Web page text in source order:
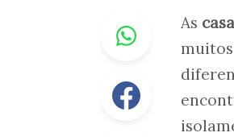
Whastapp
Facebook
As